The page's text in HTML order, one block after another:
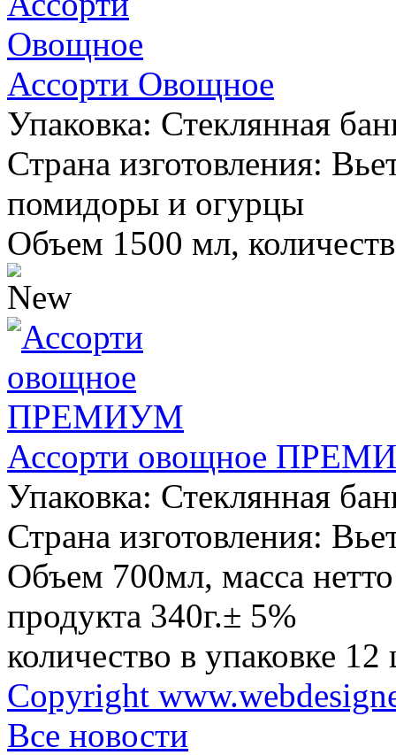
Ассорти Овощное
Упаковка: Стеклянная
Страна изготовления:
помидоры и огурцы
Объем 1500 мл,
Ассорти овощное
Упаковка: Стеклянная
Страна изготовления:
Объем 700мл, масса
продукта 340г.± 5%
количество в упаковке 12
Copyright
Все новости